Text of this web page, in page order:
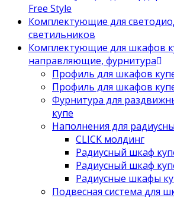
Free Style
Комплектующие для
светильников
Комплектующие для шкафов
направляющие, фурнитура
Профиль для шкафов
Профиль для шкафов
Фурнитура для
купе
Наполнения для
CLICK молдинг
Радиусный шкаф
Радиусный шкаф
Радиусные шкафы
Подвесная система для